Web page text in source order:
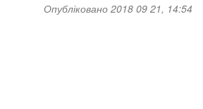
Опубліковано 2018 09 21, 14:54